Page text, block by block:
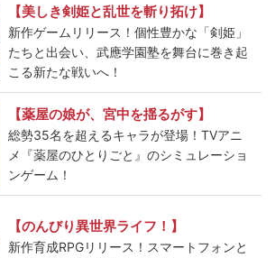
【美しき剣姫と乱世を斬り拓け】
新作ゲームリリース！個性豊かな「剣姫」
たちと出会い、武應学園塾を舞台に巻き起
こる新たな戦いへ！
【薬屋の娘が、宮中を揺るがす】
総勢35名を超えるキャラが登場！TVアニ
メ『薬屋のひとりごと』のシミュレーショ
ンゲーム！
【のんびり異世界ライフ！】
新作育成RPGリリース！スマートフォンと